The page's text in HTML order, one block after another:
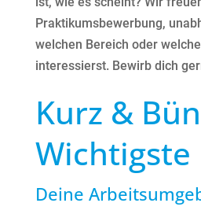
Praktikumsbewerbung,
welchen Bereich oder
interessierst. Bewirb dich
Kurz &
Wichtigste
Deine